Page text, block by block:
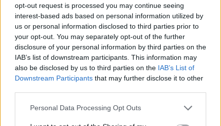
opt-out request is processed you may continue seeing
interest-based ads based on personal information utilized by
us or personal information disclosed to third parties prior to
your opt-out. You may separately opt-out of the further
disclosure of your personal information by third parties on the
IAB’s list of downstream participants. This information may
also be disclosed by us to third parties on the IAB’s List of
Downstream Participants that may further disclose it to other
Personal Data Processing Opt Outs
treneris Gonzalo Garcia.
Paklaustas apie stadiono atmosferą 42-ejų
specialistas išreiškė didžiulį susižavėjimą tiek
Vilniumi, tiek ir „Žalgirio“ sirgaliais.
„Visų pirma, kai atvykome į miestą, viskas